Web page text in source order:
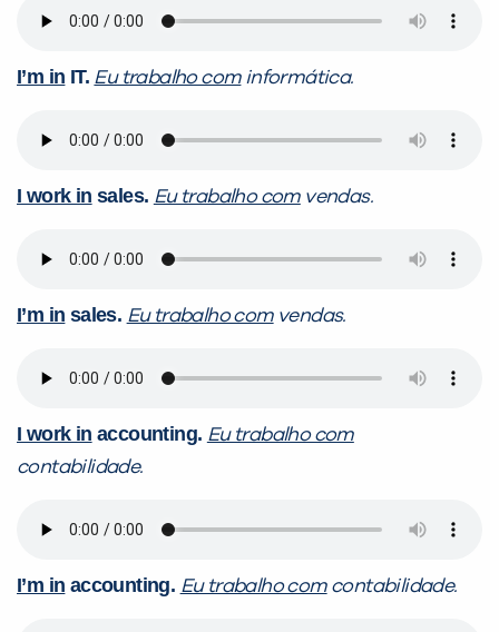
I’m in IT. Eu trabalho cominformática.
I work in sales. Eu trabalho comvendas.
I’m in sales. Eu trabalho comvendas.
I work in accounting. Eu trabalho com
contabilidade.
I’m in accounting. Eu trabalho comcontabilidade.